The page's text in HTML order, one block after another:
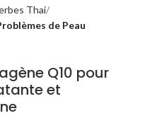
Thai
de Peau
Q10 pour
et